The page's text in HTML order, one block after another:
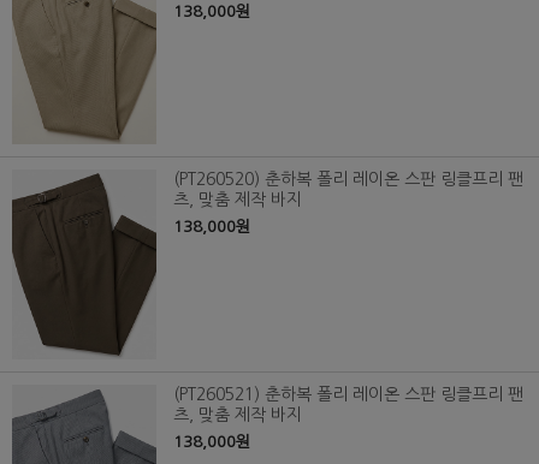
138,000원
(PT260520) 춘하복 폴리 레이온 스판 링클프리 팬
츠, 맞춤 제작 바지
138,000원
(PT260521) 춘하복 폴리 레이온 스판 링클프리 팬
츠, 맞춤 제작 바지
138,000원